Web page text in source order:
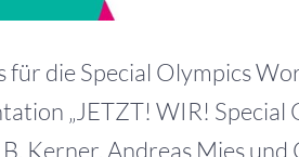
für die Special Olympics
„JETZT! WIR! Special
B. Kerner, Andreas Mies